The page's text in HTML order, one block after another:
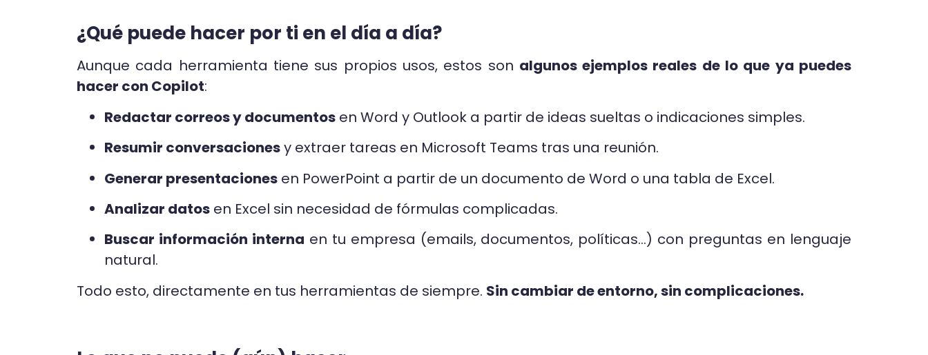
¿Qué puede hacer por ti en el día a día?
Aunque cada herramienta tiene sus propios usos, estos son algunos ejemplos reales de lo que ya puedes
hacer con Copilot:
Redactar correos y documentos en Word y Outlook a partir de ideas sueltas o indicaciones simples.
Resumir conversacionesy extraer tareas en Microsoft Teams tras una reunión.
Generar presentaciones en PowerPoint a partir de un documento de Word o una tabla de Excel.
Analizar datos en Excel sin necesidad de fórmulas complicadas.
Buscar información interna en tu empresa (emails, documentos, políticas…) con preguntas en lenguaje
natural.
Todo esto, directamente en tus herramientas de siempre. Sin cambiar de entorno, sin complicaciones.